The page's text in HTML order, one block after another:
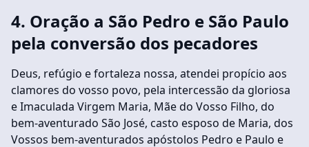
4. Oração a São Pedro e São Paulo
pela conversão dos pecadores
Deus, refúgio e fortaleza nossa, atendei propício aos
clamores do vosso povo, pela intercessão da gloriosa
e Imaculada Virgem Maria, Mãe do Vosso Filho, do
bem-aventurado São José, casto esposo de Maria, dos
Vossos bem-aventurados apóstolos Pedro e Paulo e